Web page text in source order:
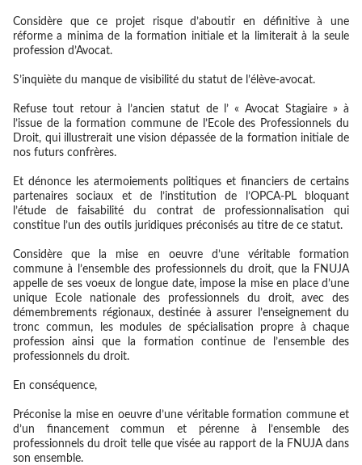
Considère que ce projet risque d’aboutir en définitive à une
réforme a minima de la formation initiale et la limiterait à la seule
profession d’Avocat.
S’inquiète du manque de visibilité du statut de l’élève-avocat.
Refuse tout retour à l’ancien statut de l’ « Avocat Stagiaire » à
l’issue de la formation commune de l’Ecole des Professionnels du
Droit, qui illustrerait une vision dépassée de la formation initiale de
nos futurs confrères.
Et dénonce les atermoiements politiques et financiers de certains
partenaires sociaux et de l’institution de l’OPCA-PL bloquant
l’étude de faisabilité du contrat de professionnalisation qui
constitue l’un des outils juridiques préconisés au titre de ce statut.
Considère que la mise en oeuvre d’une véritable formation
commune à l’ensemble des professionnels du droit, que la FNUJA
appelle de ses voeux de longue date, impose la mise en place d’une
unique Ecole nationale des professionnels du droit, avec des
démembrements régionaux, destinée à assurer l’enseignement du
tronc commun, les modules de spécialisation propre à chaque
profession ainsi que la formation continue de l’ensemble des
professionnels du droit.
En conséquence,
Préconise la mise en oeuvre d’une véritable formation commune et
d’un financement commun et pérenne à l’ensemble des
professionnels du droit telle que visée au rapport de la FNUJA dans
son ensemble.